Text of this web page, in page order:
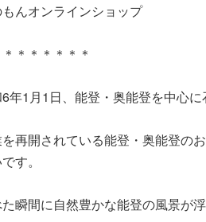
もんオンラインショップ
＊＊＊＊＊＊＊
年1月1日、能登・奥能登を中心
再開されている能登・奥能登の
す。
瞬間に自然豊かな能登の風景が